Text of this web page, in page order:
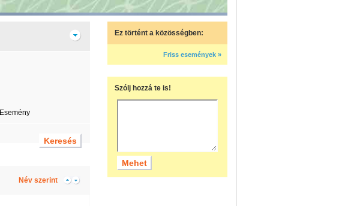
Esemény
Név szerint
Ez történt a közösségben:
Friss események »
Szólj hozzá te is!